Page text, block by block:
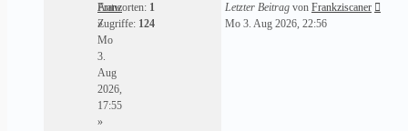
Franz
»
Mo
3.
Aug
2026,
17:55
»
Antworten: 1
Zugriffe: 124
Letzter Beitrag von Frankziscaner
Mo 3. Aug 2026, 22:56